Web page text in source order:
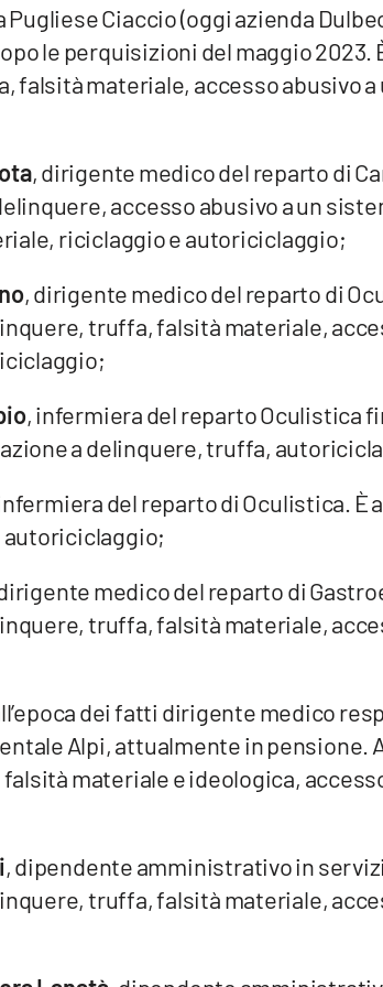
Pugliese Ciaccio (oggi azienda
le perquisizioni del maggio 2023.
falsità materiale, accesso abusivo
, dirigente medico del reparto di
accesso abusivo a un
riciclaggio e autoriciclaggio;
, dirigente medico del reparto di
truffa, falsità materiale,
, infermiera del reparto Oculistica
a delinquere, truffa,
del reparto di Oculistica. È
medico del reparto di
truffa, falsità materiale,
dei fatti dirigente medico
Alpi, attualmente in pensione.
materiale e ideologica,
, dipendente amministrativo in
truffa, falsità materiale,